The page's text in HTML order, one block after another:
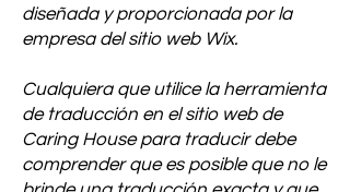
diseñada y proporcionada por la
empresa del sitio web Wix.
Cualquiera que utilice la herramienta
de traducción en el sitio web de
Caring House para traducir debe
comprender que es posible que no le